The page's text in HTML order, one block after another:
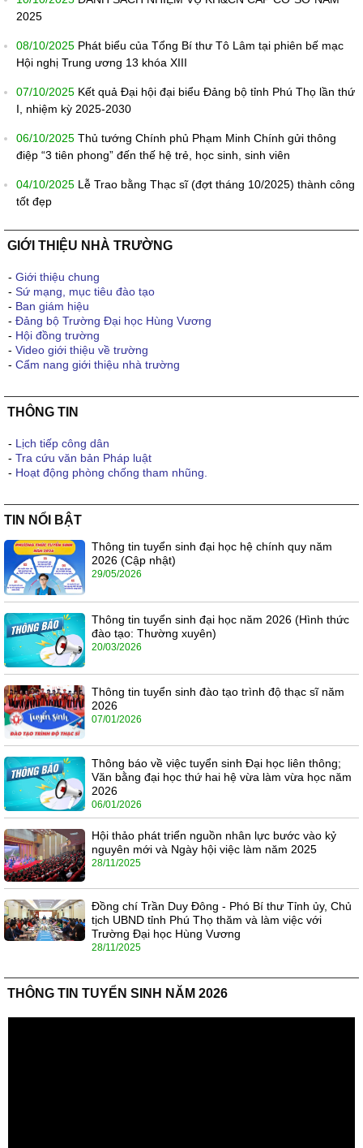
2025
08/10/2025 Phát biểu của Tổng Bí thư Tô Lâm tại phiên bế mạc
Hội nghị Trung ương 13 khóa XIII
07/10/2025 Kết quả Đại hội đại biểu Đảng bộ tỉnh Phú Thọ lần thứ
I, nhiệm kỳ 2025-2030
06/10/2025 Thủ tướng Chính phủ Phạm Minh Chính gửi thông
điệp “3 tiên phong” đến thế hệ trẻ, học sinh, sinh viên
04/10/2025 Lễ Trao bằng Thạc sĩ (đợt tháng 10/2025) thành công
tốt đẹp
GIỚI THIỆU NHÀ TRƯỜNG
- Giới thiệu chung
- Sứ mạng, mục tiêu đào tạo
- Ban giám hiệu
- Đảng bộ Trường Đại học Hùng Vương
- Hội đồng trường
- Video giới thiệu về trường
- Cẩm nang giới thiệu nhà trường
THÔNG TIN
- Lịch tiếp công dân
- Tra cứu văn bản Pháp luật
- Hoạt động phòng chống tham nhũng.
TIN NỔI BẬT
Thông tin tuyển sinh đại học hệ chính quy năm
2026 (Cập nhật)
29/05/2026
Thông tin tuyển sinh đại học năm 2026 (Hình thức
đào tạo: Thường xuyên)
20/03/2026
Thông tin tuyển sinh đào tạo trình độ thạc sĩ năm
2026
07/01/2026
Thông báo về việc tuyển sinh Đại học liên thông;
Văn bằng đại học thứ hai hệ vừa làm vừa học năm
2026
06/01/2026
Hội thảo phát triển nguồn nhân lực bước vào kỷ
nguyên mới và Ngày hội việc làm năm 2025
28/11/2025
Đồng chí Trần Duy Đông - Phó Bí thư Tỉnh ủy, Chủ
tịch UBND tỉnh Phú Thọ thăm và làm việc với
Trường Đại học Hùng Vương
28/11/2025
THÔNG TIN TUYỂN SINH NĂM 2026